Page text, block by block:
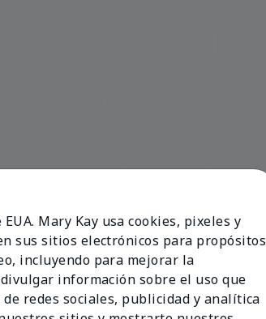
Mary Kay usa cookies, pixeles y
sus sitios electrónicos para propósitos
incluyendo para mejorar la
información sobre el uso que
redes sociales, publicidad y analítica